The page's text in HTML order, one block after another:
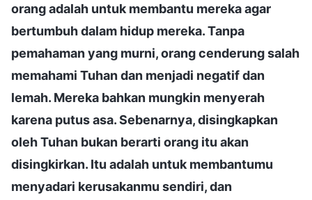
orang adalah untuk membantu mereka agar
bertumbuh dalam hidup mereka. Tanpa
pemahaman yang murni, orang cenderung salah
memahami Tuhan dan menjadi negatif dan
lemah. Mereka bahkan mungkin menyerah
karena putus asa. Sebenarnya, disingkapkan
oleh Tuhan bukan berarti orang itu akan
disingkirkan. Itu adalah untuk membantumu
menyadari kerusakanmu sendiri, dan